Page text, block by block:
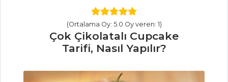
Elmalı Bisküvili
Pasta Tarifi, Nasıl
Yapılır?
Reçeli Tarifi, Nasıl
(Ortalama Oy: 5.0 Oy veren: 1)
Çok Çikolatalı Cupcake
Tarifi, Nasıl Yapılır?